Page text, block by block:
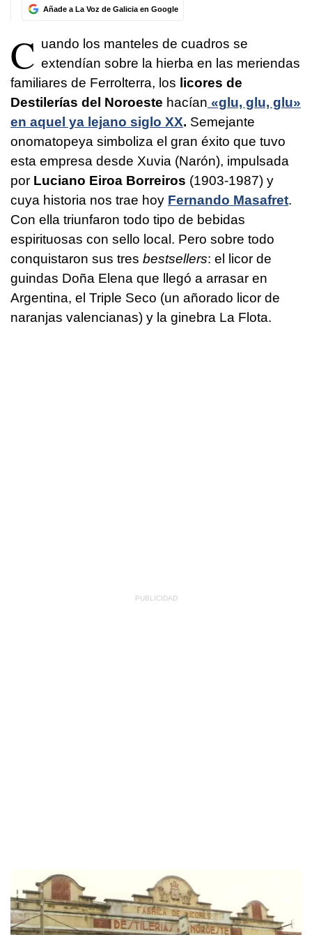
Añade a La Voz de Galicia en Google
C uando los manteles de cuadros se
extendían sobre la hierba en las meriendas
familiares de Ferrolterra, los licores de
Destilerías del Noroeste hacían «glu, glu, glu»
en aquel ya lejano siglo XX. Semejante
onomatopeya simboliza el gran éxito que tuvo
esta empresa desde Xuvia (Narón), impulsada
por Luciano Eiroa Borreiros (1903-1987) y
cuya historia nos trae hoy Fernando Masafret.
Con ella triunfaron todo tipo de bebidas
espirituosas con sello local. Pero sobre todo
conquistaron sus tres bestsellers: el licor de
guindas Doña Elena que llegó a arrasar en
Argentina, el Triple Seco (un añorado licor de
naranjas valencianas) y la ginebra La Flota.